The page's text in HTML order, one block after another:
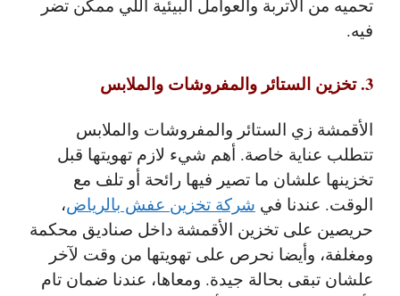
تحميه من الأتربة والعوامل البيئية اللي ممكن تضر
فيه.
3. تخزين الستائر والمفروشات والملابس
الأقمشة زي الستائر والمفروشات والملابس
تتطلب عناية خاصة. أهم شيء لازم تهويتها قبل
تخزينها علشان ما تصير فيها رائحة أو تلف مع
الوقت. عندنا في شركة تخزين عفش بالرياض،
حريصين على تخزين الأقمشة داخل صناديق محكمة
ومغلفة، وأيضا نحرص على تهويتها من وقت لآخر
علشان تبقى بحالة جيدة. ومعاها، عندنا ضمان تام